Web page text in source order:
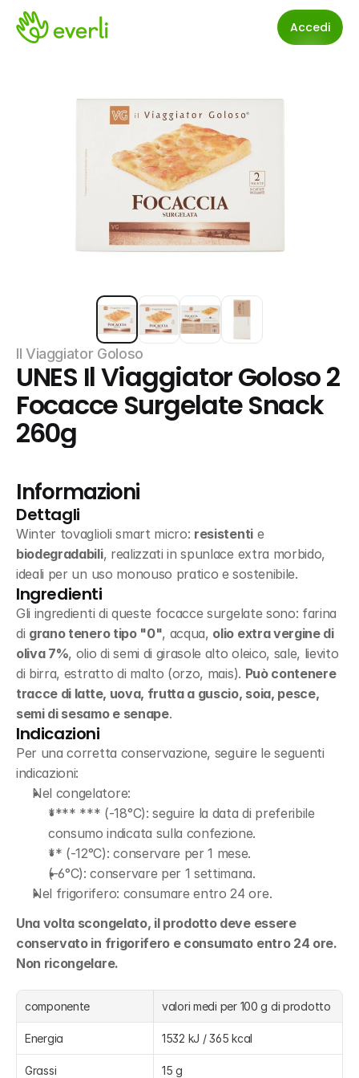
Accedi
Il Viaggiator Goloso
UNES Il Viaggiator Goloso 2
Focacce Surgelate Snack
260g
Informazioni
Dettagli
Winter tovaglioli smart micro: resistenti
e
biodegradabili, realizzati in spunlace extra morbido,
ideali per un uso monouso pratico e sostenibile.
Ingredienti
Gli ingredienti di queste focacce surgelate sono: farina
di grano tenero tipo "0", acqua, olio extra vergine di
oliva 7%, olio di semi di girasole alto oleico, sale, lievito
di birra, estratto di malto (orzo, mais). Può contenere
tracce di latte, uova, frutta a guscio, soia, pesce,
semi di sesamo e senape.
Indicazioni
Per una corretta conservazione, seguire le seguenti
indicazioni:
Nel congelatore:
**** *** (-18°C): seguire la data di preferibile
consumo indicata sulla confezione.
** (-12°C): conservare per 1 mese.
(-6°C): conservare per 1 settimana.
Nel frigorifero: consumare entro 24 ore.
Una volta scongelato, il prodotto deve essere
conservato in frigorifero e consumato entro 24 ore.
Non ricongelare.
componente valori medi per 100 g di prodotto
Energia 1532 kJ / 365 kcal
Grassi 15 g